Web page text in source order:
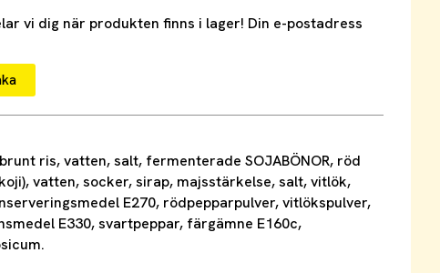
vi dig när produkten finns i lager! Din e-postadress
ris, vatten, salt, fermenterade SOJABÖNOR, röd
vatten, socker, sirap, majsstärkelse, salt, vitlök,
E270, rödpepparpulver, vitlökspulver,
E330, svartpeppar, färgämne E160c,